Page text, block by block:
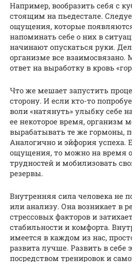
Например, вообразить себя с
стоящим на пьедестале.
ощущения, которые
напоминать себе о них в
начинают опускаться руки.
организме все
ответ на выработку в кровь
Что же мешает запустить
сторону. И если кто-то
воли «натянуть» улыбку себе
ее некоторое время, организм
вырабатывать те же гормоны,
Аналогично и эйфория успеха.
ощущения, то можно на время
трудностей и мобилизовать
резервы.
Внутренняя сила человека не
или анализу. Она возникает в
стрессовых факторов и
стабильности и комфорта.
имеется в каждом из нас,
развита лучше. Развить в себе
посредством тренировок и